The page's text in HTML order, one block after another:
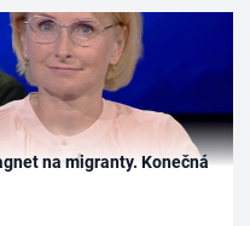
na migranty. Konečná